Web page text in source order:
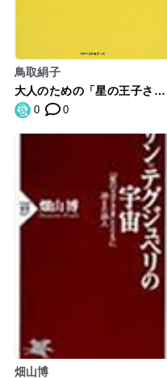
鳥取絹子
大人のための「星の王子さ
ま」―愛の旅人サン=テグジュ
ペリが本当に伝えたかったこ
と
0 0
畑山博